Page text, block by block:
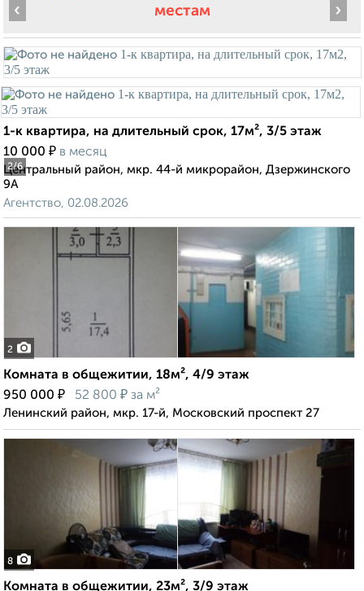
местам
2/6
‹ ›
1-к квартира, на длительный срок, 17м², 3/5 этаж
10 000 ₽ в месяц
Центральный район, мкр. 44-й микрорайон, Дзержинского
9А
Агентство, 02.08.2026
2
Комната в общежитии, 18м², 4/9 этаж
950 000 ₽ 52 800 ₽ за м²
Ленинский район, мкр. 17-й, Московский проспект 27
8
Комната в общежитии, 23м², 3/9 этаж